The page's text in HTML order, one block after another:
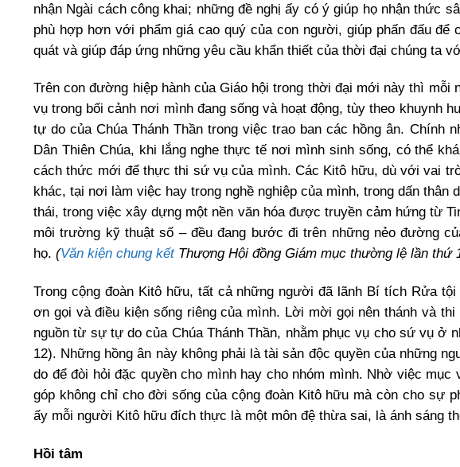
nhận Ngài cách công khai; những đề nghị ấy có ý giúp họ nhận thức
phù hợp hơn với phẩm giá cao quý của con người, giúp phấn đấu
quát và giúp đáp ứng những yêu cầu khẩn thiết của thời đại chúng ta
Trên con đường hiệp hành của Giáo hội trong thời đại mới này thì
vụ trong bối cảnh nơi mình đang sống và hoạt động, tùy theo khuynh
tự do của Chúa Thánh Thần trong việc trao ban các hồng ân. Chính
Dân Thiên Chúa, khi lắng nghe thực tế nơi mình sinh sống, có thể
cách thức mới để thực thi sứ vụ của mình. Các Kitô hữu, dù với vai
khác, tại nơi làm việc hay trong nghề nghiệp của mình, trong dấn
thái, trong việc xây dựng một nền văn hóa được truyền cảm hứng từ
môi trường kỹ thuật số – đều đang bước đi trên những nẻo đường
họ. (Văn kiện chung kếtThượng Hội đồng Giám mục thường lệ lần thứ
Trong cộng đoàn Kitô hữu, tất cả những người đã lãnh Bí tích Rửa
ơn gọi và điều kiện sống riêng của mình. Lời mời gọi nên thánh và
nguồn từ sự tự do của Chúa Thánh Thần, nhằm phục vụ cho sứ vụ ở
12). Những hồng ân này không phải là tài sản độc quyền của những
do để đòi hỏi đặc quyền cho mình hay cho nhóm mình. Nhờ việc
góp không chỉ cho đời sống của cộng đoàn Kitô hữu mà còn cho sự
ấy mỗi người Kitô hữu đích thực là một môn đệ thừa sai, là ánh sáng
Hồi tâm